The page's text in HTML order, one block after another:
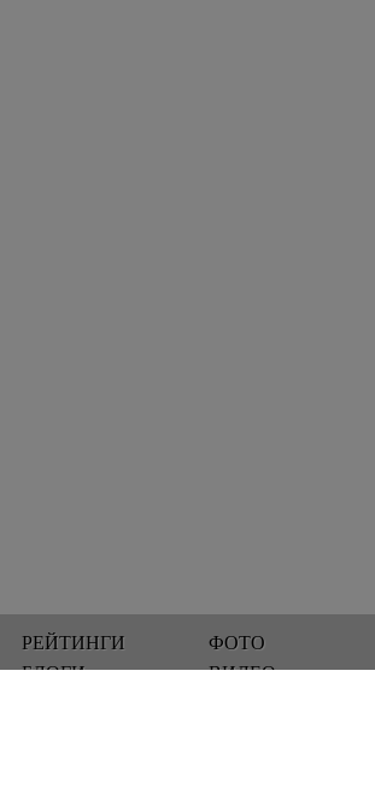
РЕЙТИНГИ
БЛОГИ
ФОТО
ВИДЕО